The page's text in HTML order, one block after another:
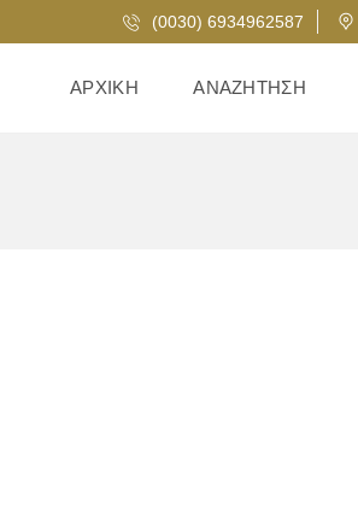
(0030) 6934962587
ΑΡΧΙΚΉ ΑΝΑΖΉΤΗΣΗ